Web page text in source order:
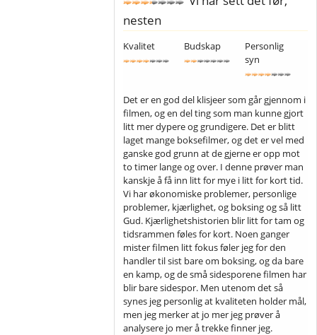
nesten
Kvalitet Budskap
Personlig
syn
Det er en god del klisjeer som går gjennom i
filmen, og en del ting som man kunne gjort
litt mer dypere og grundigere. Det er blitt
laget mange boksefilmer, og det er vel med
ganske god grunn at de gjerne er opp mot
to timer lange og over. I denne prøver man
kanskje å få inn litt for mye i litt for kort tid.
Vi har økonomiske problemer, personlige
problemer, kjærlighet, og boksing og så litt
Gud. Kjærlighetshistorien blir litt for tam og
tidsrammen føles for kort. Noen ganger
mister filmen litt fokus føler jeg for den
handler til sist bare om boksing, og da bare
en kamp, og de små sidesporene filmen har
blir bare sidespor. Men utenom det så
synes jeg personlig at kvaliteten holder mål,
men jeg merker at jo mer jeg prøver å
analysere jo mer å trekke finner jeg.